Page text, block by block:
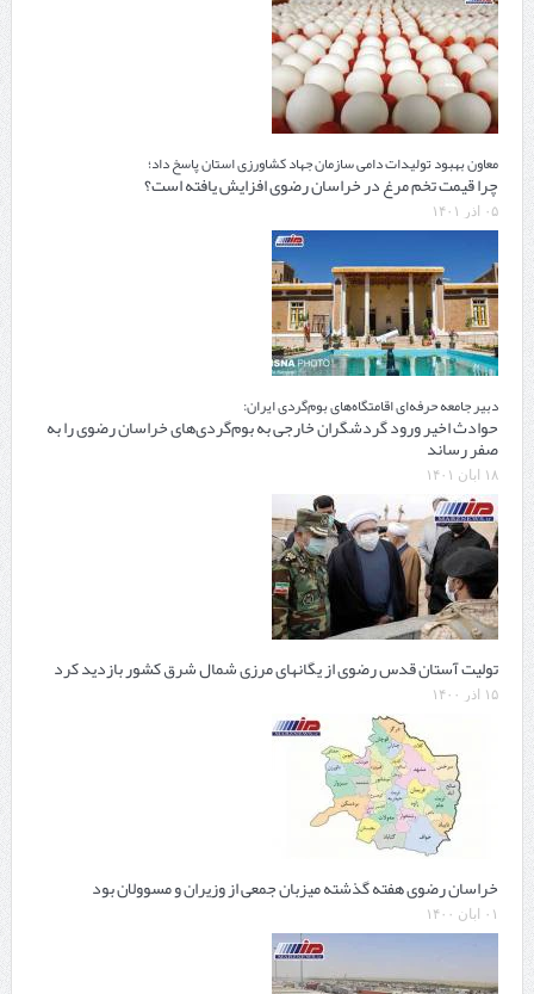
معاون بهبود تولیدات دامی سازمان جهاد کشاورزی استان پاسخ داد؛
چرا قیمت تخم مرغ در خراسان رضوی افزایش یافته است؟
۰۵ آذر ۱۴۰۱
دبیر جامعه حرفه‌ای اقامتگاه‌های بوم‌گردی ایران:
حوادث اخیر ورود گردشگران خارجی به بوم‌گردی‌های خراسان رضوی را به
صفر رساند
۱۸ آبان ۱۴۰۱
تولیت آستان قدس رضوی از یگانهای مرزی شمال شرق کشور بازدید کرد
۱۵ آذر ۱۴۰۰
خراسان رضوی هفته گذشته میزبان جمعی از وزیران و مسوولان بود
۰۱ آبان ۱۴۰۰